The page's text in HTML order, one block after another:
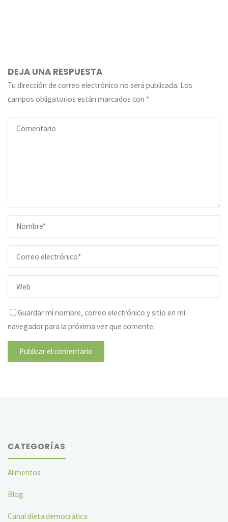
DEJA UNA RESPUESTA
Tu dirección de correo electrónico no será publicada. Los
campos obligatorios están marcados con *
Guardar mi nombre, correo electrónico y sitio en mi
navegador para la próxima vez que comente.
CATEGORÍAS
Alimentos
Blog
Canal dieta democrática